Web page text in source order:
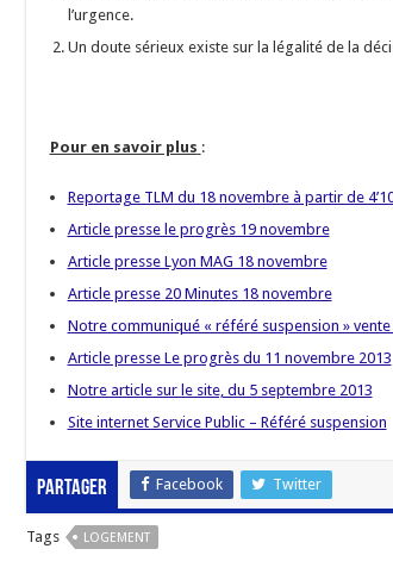
l’urgence.
Un doute sérieux existe sur la légalité de la
Pour en savoir plus :
Reportage TLM du 18 novembre à partir de
Article presse le progrès 19 novembre
Article presse Lyon MAG 18 novembre
Article presse 20 Minutes 18 novembre
Notre communiqué « référé suspension »
Article presse Le progrès du 11 novembre 2013
Notre article sur le site, du 5 septembre 2013
Site internet Service Public – Référé suspension
Partager Facebook Twitter
Tags LOGEMENT